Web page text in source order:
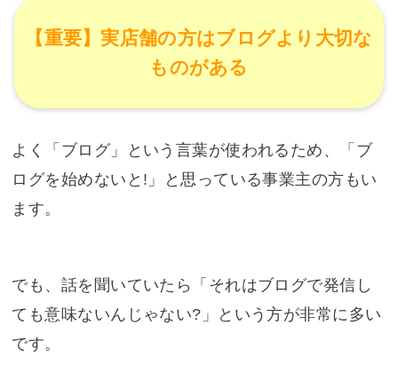
【重要】実店舗の方はブログより大切な
ものがある
よく「ブログ」という言葉が使われるため、「ブ
ログを始めないと!」と思っている事業主の方もい
ます。
でも、話を聞いていたら「それはブログで発信し
ても意味ないんじゃない?」という方が非常に多い
です。